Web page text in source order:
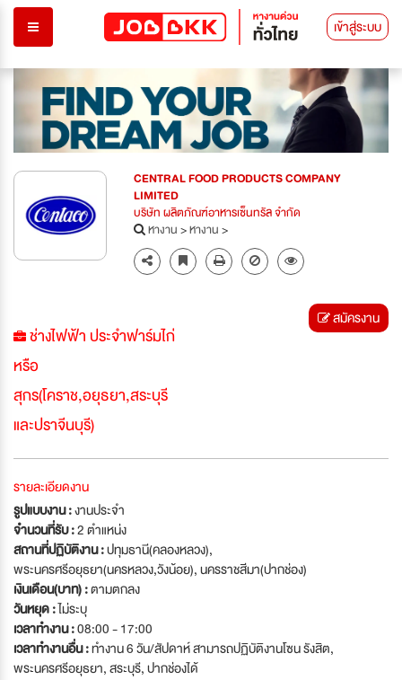
เข้าสู่ระบบ
CENTRAL FOOD PRODUCTS COMPANY
LIMITED
บริษัท ผลิตภัณฑ์อาหารเซ็นทรัล จำกัด
หางาน>หางาน>
ช่างไฟฟ้า ประจำฟาร์มไก่
หรือ
สุกร(โคราช,อยุธยา,สระบุรี
และปราจีนบุรี)
สมัครงาน
รายละเอียดงาน
รูปแบบงาน :งานประจำ
จำนวนที่รับ :2 ตำแหน่ง
สถานที่ปฏิบัติงาน :ปทุมธานี(คลองหลวง),
พระนครศรีอยุธยา(นครหลวง,วังน้อย), นครราชสีมา(ปากช่อง)
เงินเดือน(บาท) :ตามตกลง
วันหยุด :ไม่ระบุ
เวลาทำงาน :08:00 - 17:00
เวลาทำงานอื่น :ทำงาน 6 วัน/สัปดาห์ สามารถปฏิบัติงานโซน รังสิต,
พระนครศรีอยุธยา, สระบุรี, ปากช่องได้